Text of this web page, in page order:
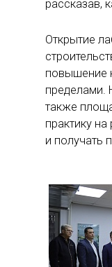
рассказав,
Открытие
повышение
пределами.
также
практику
и получать